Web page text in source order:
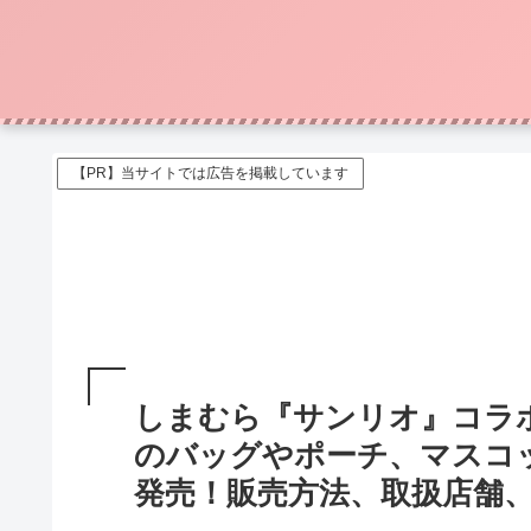
【PR】当サイトでは広告を掲載しています
しまむら『サンリオ』コ
のバッグやポーチ、マスコ
発売！販売方法、取扱店舗